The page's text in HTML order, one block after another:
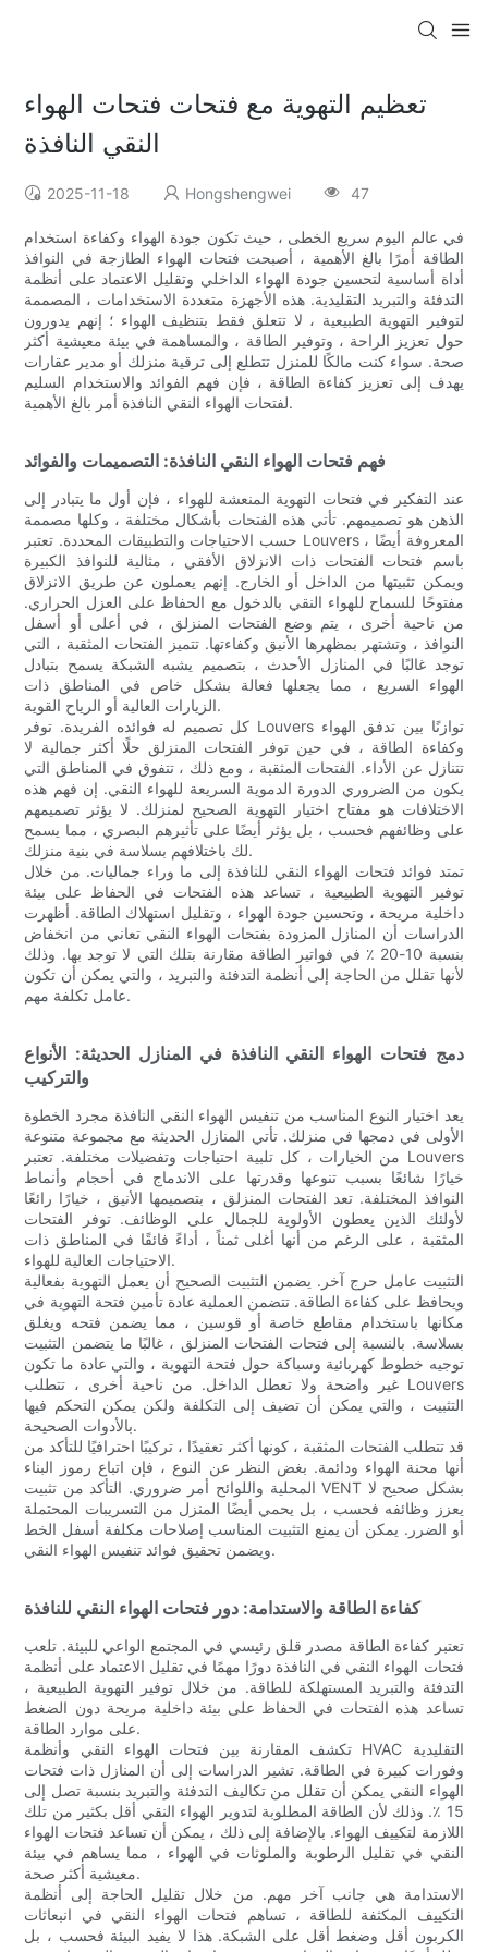
تعظيم التهوية مع فتحات فتحات الهواء
النقي النافذة
2025-11-18 Hongshengwei 47
في عالم اليوم سريع الخطى ، حيث تكون جودة الهواء وكفاءة استخدام
الطاقة أمرًا بالغ الأهمية ، أصبحت فتحات الهواء الطازجة في النوافذ
أداة أساسية لتحسين جودة الهواء الداخلي وتقليل الاعتماد على أنظمة
التدفئة والتبريد التقليدية. هذه الأجهزة متعددة الاستخدامات ، المصممة
لتوفير التهوية الطبيعية ، لا تتعلق فقط بتنظيف الهواء ؛ إنهم يدورون
حول تعزيز الراحة ، وتوفير الطاقة ، والمساهمة في بيئة معيشية أكثر
صحة. سواء كنت مالكًا للمنزل تتطلع إلى ترقية منزلك أو مدير عقارات
يهدف إلى تعزيز كفاءة الطاقة ، فإن فهم الفوائد والاستخدام السليم
لفتحات الهواء النقي النافذة أمر بالغ الأهمية.
فهم فتحات الهواء النقي النافذة: التصميمات والفوائد
عند التفكير في فتحات التهوية المنعشة للهواء ، فإن أول ما يتبادر إلى
الذهن هو تصميمهم. تأتي هذه الفتحات بأشكال مختلفة ، وكلها مصممة
حسب الاحتياجات والتطبيقات المحددة. تعتبر Louvers ، المعروفة أيضًا
باسم فتحات الفتحات ذات الانزلاق الأفقي ، مثالية للنوافذ الكبيرة
ويمكن تثبيتها من الداخل أو الخارج. إنهم يعملون عن طريق الانزلاق
مفتوحًا للسماح للهواء النقي بالدخول مع الحفاظ على العزل الحراري.
من ناحية أخرى ، يتم وضع الفتحات المنزلق ، في أعلى أو أسفل
النوافذ ، وتشتهر بمظهرها الأنيق وكفاءتها. تتميز الفتحات المثقبة ، التي
توجد غالبًا في المنازل الأحدث ، بتصميم يشبه الشبكة يسمح بتبادل
الهواء السريع ، مما يجعلها فعالة بشكل خاص في المناطق ذات
الزيارات العالية أو الرياح القوية.
كل تصميم له فوائده الفريدة. توفر Louvers توازنًا بين تدفق الهواء
وكفاءة الطاقة ، في حين توفر الفتحات المنزلق حلًا أكثر جمالية لا
تتنازل عن الأداء. الفتحات المثقبة ، ومع ذلك ، تتفوق في المناطق التي
يكون من الضروري الدورة الدموية السريعة للهواء النقي. إن فهم هذه
الاختلافات هو مفتاح اختيار التهوية الصحيح لمنزلك. لا يؤثر تصميمهم
على وظائفهم فحسب ، بل يؤثر أيضًا على تأثيرهم البصري ، مما يسمح
لك باختلافهم بسلاسة في بنية منزلك.
تمتد فوائد فتحات الهواء النقي للنافذة إلى ما وراء جماليات. من خلال
توفير التهوية الطبيعية ، تساعد هذه الفتحات في الحفاظ على بيئة
داخلية مريحة ، وتحسين جودة الهواء ، وتقليل استهلاك الطاقة. أظهرت
الدراسات أن المنازل المزودة بفتحات الهواء النقي تعاني من انخفاض
بنسبة 10-20 ٪ في فواتير الطاقة مقارنة بتلك التي لا توجد بها. وذلك
لأنها تقلل من الحاجة إلى أنظمة التدفئة والتبريد ، والتي يمكن أن تكون
عامل تكلفة مهم.
دمج فتحات الهواء النقي النافذة في المنازل الحديثة: الأنواع
والتركيب
يعد اختيار النوع المناسب من تنفيس الهواء النقي النافذة مجرد الخطوة
الأولى في دمجها في منزلك. تأتي المنازل الحديثة مع مجموعة متنوعة
من الخيارات ، كل تلبية احتياجات وتفضيلات مختلفة. تعتبر Louvers
خيارًا شائعًا بسبب تنوعها وقدرتها على الاندماج في أحجام وأنماط
النوافذ المختلفة. تعد الفتحات المنزلق ، بتصميمها الأنيق ، خيارًا رائعًا
لأولئك الذين يعطون الأولوية للجمال على الوظائف. توفر الفتحات
المثقبة ، على الرغم من أنها أغلى ثمناً ، أداءً فائقًا في المناطق ذات
الاحتياجات العالية للهواء.
التثبيت عامل حرج آخر. يضمن التثبيت الصحيح أن يعمل التهوية بفعالية
ويحافظ على كفاءة الطاقة. تتضمن العملية عادة تأمين فتحة التهوية في
مكانها باستخدام مقاطع خاصة أو قوسين ، مما يضمن فتحه ويغلق
بسلاسة. بالنسبة إلى فتحات الفتحات المنزلق ، غالبًا ما يتضمن التثبيت
توجيه خطوط كهربائية وسباكة حول فتحة التهوية ، والتي عادة ما تكون
غير واضحة ولا تعطل الداخل. من ناحية أخرى ، تتطلب Louvers
التثبيت ، والتي يمكن أن تضيف إلى التكلفة ولكن يمكن التحكم فيها
بالأدوات الصحيحة.
قد تتطلب الفتحات المثقبة ، كونها أكثر تعقيدًا ، تركيبًا احترافيًا للتأكد من
أنها محنة الهواء ودائمة. بغض النظر عن النوع ، فإن اتباع رموز البناء
المحلية واللوائح أمر ضروري. التأكد من تثبيت VENT بشكل صحيح لا
يعزز وظائفه فحسب ، بل يحمي أيضًا المنزل من التسريبات المحتملة
أو الضرر. يمكن أن يمنع التثبيت المناسب إصلاحات مكلفة أسفل الخط
ويضمن تحقيق فوائد تنفيس الهواء النقي.
كفاءة الطاقة والاستدامة: دور فتحات الهواء النقي للنافذة
تعتبر كفاءة الطاقة مصدر قلق رئيسي في المجتمع الواعي للبيئة. تلعب
فتحات الهواء النقي في النافذة دورًا مهمًا في تقليل الاعتماد على أنظمة
التدفئة والتبريد المستهلكة للطاقة. من خلال توفير التهوية الطبيعية ،
تساعد هذه الفتحات في الحفاظ على بيئة داخلية مريحة دون الضغط
على موارد الطاقة.
تكشف المقارنة بين فتحات الهواء النقي وأنظمة HVAC التقليدية
وفورات كبيرة في الطاقة. تشير الدراسات إلى أن المنازل ذات فتحات
الهواء النقي يمكن أن تقلل من تكاليف التدفئة والتبريد بنسبة تصل إلى
15 ٪. وذلك لأن الطاقة المطلوبة لتدوير الهواء النقي أقل بكثير من تلك
اللازمة لتكييف الهواء. بالإضافة إلى ذلك ، يمكن أن تساعد فتحات الهواء
النقي في تقليل الرطوبة والملوثات في الهواء ، مما يساهم في بيئة
معيشية أكثر صحة.
الاستدامة هي جانب آخر مهم. من خلال تقليل الحاجة إلى أنظمة
التكييف المكثفة للطاقة ، تساهم فتحات الهواء النقي في انبعاثات
الكربون أقل وضغط أقل على الشبكة. هذا لا يفيد البيئة فحسب ، بل